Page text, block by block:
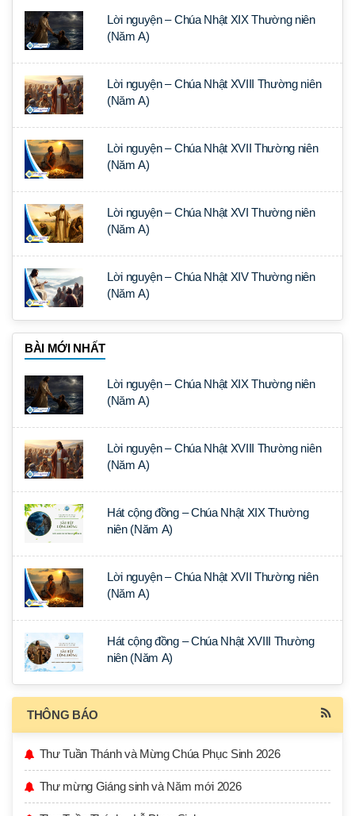
Lời nguyện – Chúa Nhật XIX Thường niên
(Năm A)
Lời nguyện – Chúa Nhật XVIII Thường niên
(Năm A)
Lời nguyện – Chúa Nhật XVII Thường niên
(Năm A)
Lời nguyện – Chúa Nhật XVI Thường niên
(Năm A)
Lời nguyện – Chúa Nhật XIV Thường niên
(Năm A)
BÀI MỚI NHẤT
Lời nguyện – Chúa Nhật XIX Thường niên
(Năm A)
Lời nguyện – Chúa Nhật XVIII Thường niên
(Năm A)
Hát cộng đồng – Chúa Nhật XIX Thường
niên (Năm A)
Lời nguyện – Chúa Nhật XVII Thường niên
(Năm A)
Hát cộng đồng – Chúa Nhật XVIII Thường
niên (Năm A)
THÔNG BÁO
Thư Tuần Thánh và Mừng Chúa Phục Sinh 2026
Thư mừng Giáng sinh và Năm mới 2026